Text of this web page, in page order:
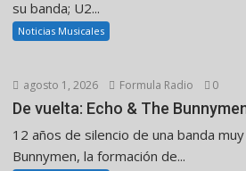
su banda; U2...
Noticias Musicales
agosto 1, 2026 Formula Radio 0
De vuelta: Echo & The
12 años de silencio de una banda
Bunnymen, la formación de...